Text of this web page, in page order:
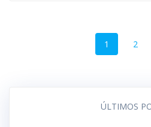
Navegación
Página
1 2
ÚLTIMOS